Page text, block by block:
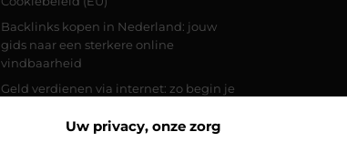
Uw privacy, onze zorg
Backlinks kopen in Nederland: jouw
gids naar een sterkere online
vindbaarheid
Geld verdienen via internet: zo begin je